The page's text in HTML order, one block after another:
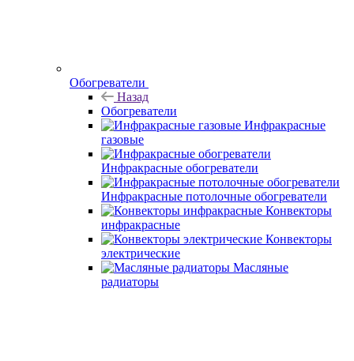
Обогреватели
Назад
Обогреватели
Инфракрасные
газовые
Инфракрасные обогреватели
Инфракрасные потолочные обогреватели
Конвекторы
инфракрасные
Конвекторы
электрические
Масляные
радиаторы